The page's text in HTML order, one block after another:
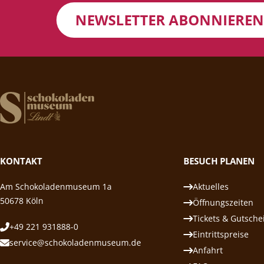
NEWSLETTER ABONNIEREN
KONTAKT
Am Schokoladenmuseum 1a
50678 Köln
+49 221 931888-0
service@schokoladenmuseum.de
BESUCH PLANEN
Aktuelles
Öffnungszeiten
Tickets &
Eintrittspreise
Anfahrt